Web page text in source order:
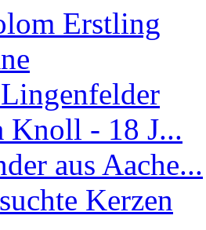
Erstling
Knoll - 18 J...
aus Aache...
Kerzen